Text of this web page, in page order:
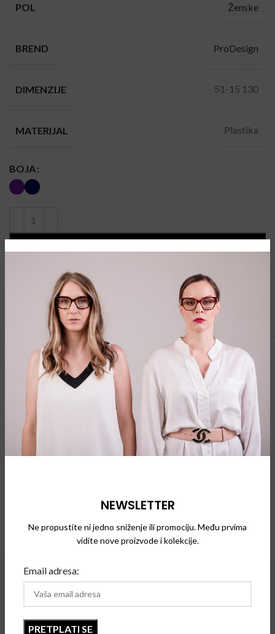
NEWSLETTER
Ne propustite ni jedno sniženje ili promociju. Među prvima
vidite nove proizvode i kolekcije.
Email adresa:
POL Ženske
BREND ProDesign
DIMENZIJE 51-15 130
MATERIJAL Plastika
BOJA
DODAJ U KORPU
Vodič za veličine
POVEZANI PROIZVODI
Inface 9353
Naočare za vid
SOLD